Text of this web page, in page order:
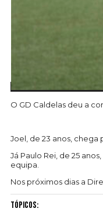
O GD Caldelas deu a
Joel, de 23 anos,
Já Paulo Rei, de 25
equipa.
Nos próximos dias a
Tópicos: